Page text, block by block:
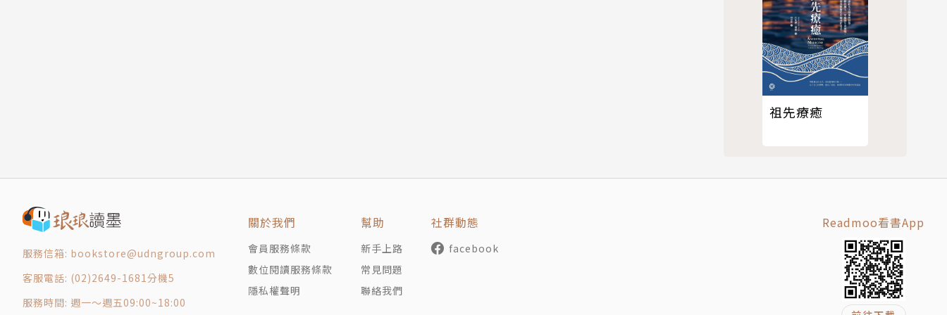
24 放鬆後為何心會更清明？
26 人生如何慢活？
27 禪修的放鬆要領
28 為何學會放鬆能廣結人緣？
祖先療癒
服務信箱: bookstore@udngroup.com
客服電話: (02)2649-1681分機5
服務時間: 週一～週五09:00~18:00
關於我們
會員服務條款
數位閱讀服務條款
隱私權聲明
幫助
新手上路
常見問題
聯絡我們
社群動態
facebook
Readmoo看書App